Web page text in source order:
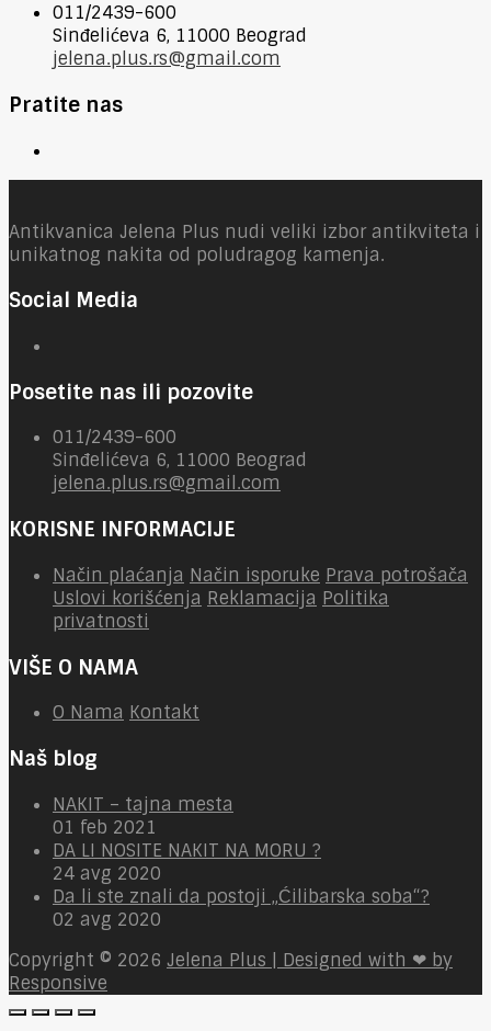
011/2439-600
Sinđelićeva 6, 11000 Beograd
jelena.plus.rs@gmail.com
Pratite nas
Antikvanica Jelena Plus nudi veliki izbor antikviteta i
unikatnog nakita od poludragog kamenja.
Social Media
Posetite nas ili pozovite
011/2439-600
Sinđelićeva 6, 11000 Beograd
jelena.plus.rs@gmail.com
KORISNE INFORMACIJE
Način plaćanja Način isporuke Prava potrošača
Uslovi korišćenja Reklamacija Politika
privatnosti
VIŠE O NAMA
O Nama Kontakt
Naš blog
NAKIT – tajna mesta
01 feb 2021
DA LI NOSITE NAKIT NA MORU ?
24 avg 2020
Da li ste znali da postoji „Ćilibarska soba“?
02 avg 2020
Copyright © 2026 Jelena Plus | Designed with ❤ by
Responsive